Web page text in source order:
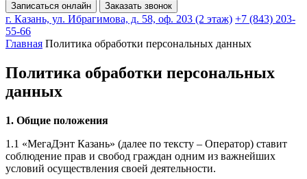
Записаться онлайн Заказать звонок
г. Казань, ул. Ибрагимова, д. 58, оф. 203 (2 этаж) +7 (843) 203-
55-66
Главная Политика обработки персональных данных
Политика обработки персональных
данных
1. Общие положения
1.1 «МегаДэнт Казань» (далее по тексту – Оператор) ставит
соблюдение прав и свобод граждан одним из важнейших
условий осуществления своей деятельности.